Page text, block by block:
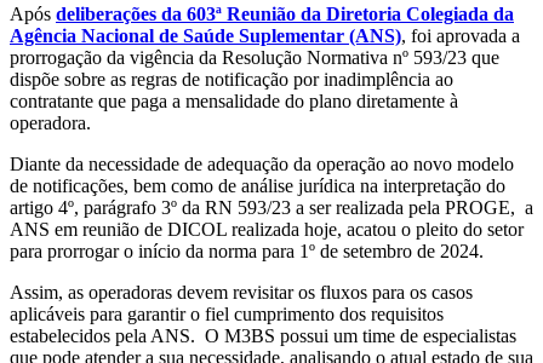
Após deliberações da 603ª Reunião da Diretoria Colegiada da
Agência Nacional de Saúde Suplementar (ANS), foi aprovada a
prorrogação da vigência da Resolução Normativa nº 593/23 que
dispõe sobre as regras de notificação por inadimplência ao
contratante que paga a mensalidade do plano diretamente à
operadora.
Diante da necessidade de adequação da operação ao novo modelo
de notificações, bem como de análise jurídica na interpretação do
artigo 4º, parágrafo 3º da RN 593/23 a ser realizada pela PROGE, a
ANS em reunião de DICOL realizada hoje, acatou o pleito do setor
para prorrogar o início da norma para 1º de setembro de 2024.
Assim, as operadoras devem revisitar os fluxos para os casos
aplicáveis para garantir o fiel cumprimento dos requisitos
estabelecidos pela ANS. O M3BS possui um time de especialistas
que pode atender a sua necessidade, analisando o atual estado de sua